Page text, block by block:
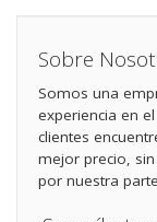
Sobre
Somos una
experiencia en
clientes
mejor precio,
por nuestra